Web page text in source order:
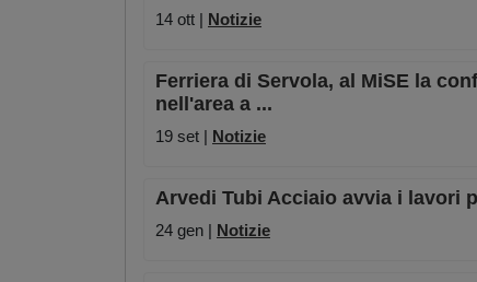
14 ott | Notizie
Ferriera di Servola, al MiSE la
nell'area a ...
19 set | Notizie
Arvedi Tubi Acciaio avvia i lavori
24 gen | Notizie